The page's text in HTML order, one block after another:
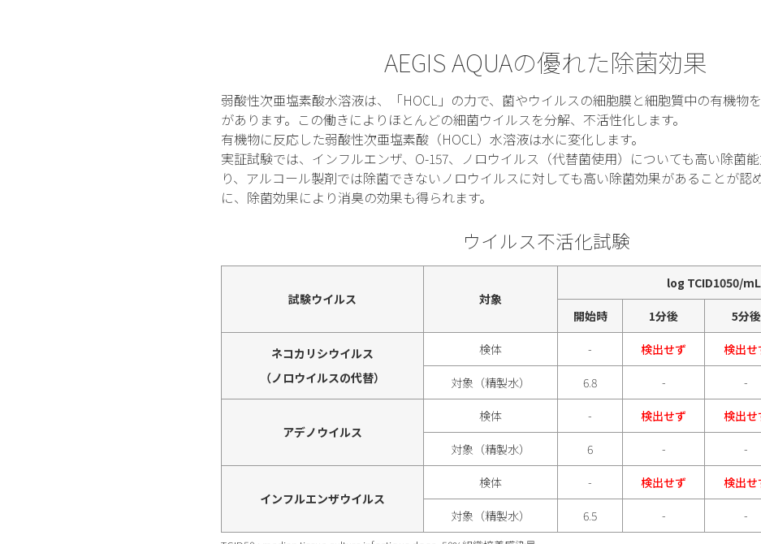
AEGIS AQUAの優れた除菌効果
弱酸性次亜塩素酸水溶液は、「HOCL」の力で、菌やウイルスの細胞膜と細胞質中の有機物
があります。この働きによりほとんどの細菌ウイルスを分解、不活性化します。
有機物に反応した弱酸性次亜塩素酸（HOCL）水溶液は水に変化します。
実証試験では、インフルエンザ、O-157、ノロウイルス（代替菌使用）についても高い除菌
り、アルコール製剤では除菌できないノロウイルスに対しても高い除菌効果があることが認
に、除菌効果により消臭の効果も得られます。
ウイルス不活化試験
試験ウイルス 対象
log TCID1050/mL
開始時 1分後 5分後
ネコカリシウイルス
（ノロウイルスの代替）
検体 - 検出せず 検出せ
対象（精製水） 6.8 - -
アデノウイルス
検体 - 検出せず 検出せ
対象（精製水） 6 - -
インフルエンザウイルス
検体 - 検出せず 検出せ
対象（精製水） 6.5 - -